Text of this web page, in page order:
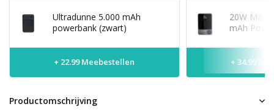
Ultradunne 5.000 mAh
powerbank (zwart)
+ 22.99 Meebestellen
20W
mAh
+ 34.99
Productomschrijving